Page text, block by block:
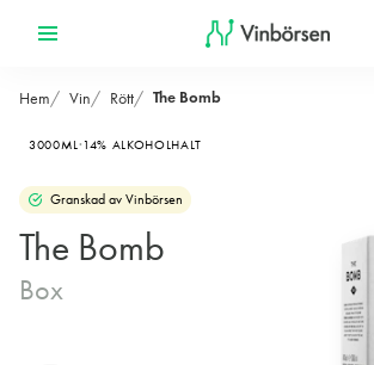
Hem Vin Rött The Bomb
3000ML 14% ALKOHOLHALT
Granskad av Vinbörsen
The Bomb
Box